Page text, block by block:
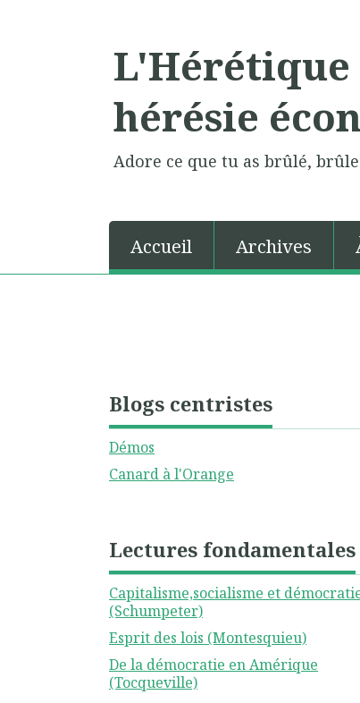
hérésie
Adore ce que tu as brûlé,
Accueil Archives
Blogs centristes
Démos
Canard à l'Orange
Lectures fondamentales
Capitalisme,socialisme et
(Schumpeter)
Esprit des lois (Montesquieu)
De la démocratie en Amérique
(Tocqueville)